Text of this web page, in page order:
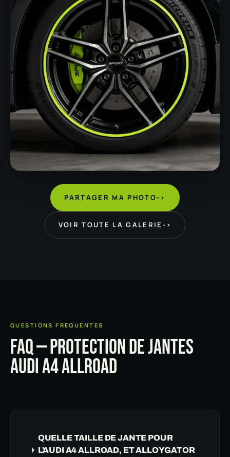
PARTAGER MA PHOTO->
VOIR TOUTE LA GALERIE ->
QUESTIONS FREQUENTES
FAQ — PROTECTION DE JANTES
AUDI A4 ALLROAD
QUELLE TAILLE DE JANTE POUR
L'AUDI A4 ALLROAD, ET ALLOYGATOR